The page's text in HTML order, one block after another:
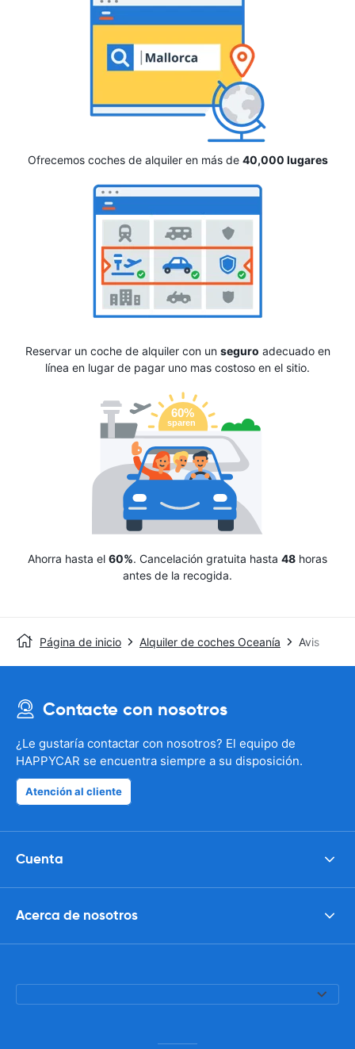
Ofrecemos coches de alquiler en más de 40,000 lugares
Reservar un coche de alquiler con un seguro adecuado en
línea en lugar de pagar uno mas costoso en el sitio.
Ahorra hasta el 60%. Cancelación gratuita hasta 48 horas
antes de la recogida.
Página de inicio Alquiler de coches Oceanía Avis
Contacte con nosotros
¿Le gustaría contactar con nosotros? El equipo de
HAPPYCAR se encuentra siempre a su disposición.
Atención al cliente
Cuenta
Acerca de nosotros